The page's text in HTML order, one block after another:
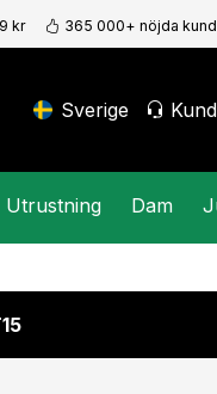
kr 365 000+ nöjda
Sverige
Utrustning Dam